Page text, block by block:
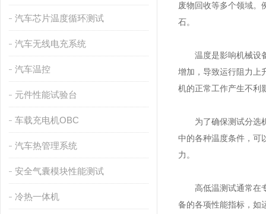
汽车芯片温度循环测试
汽车无线电充系统
汽车温控
元件性能试验台
车载充电机OBC
汽车热管理系统
安全气囊模块性能测试
冷热一体机
废物回收等多个领域。
石。
温度是影响机械设备
增加，导致运行阻力上
机的正常工作产生不利
为了确保测试分选机
中的各种温度条件，可
力。
高低温测试通常在专
备的各项性能指标，如